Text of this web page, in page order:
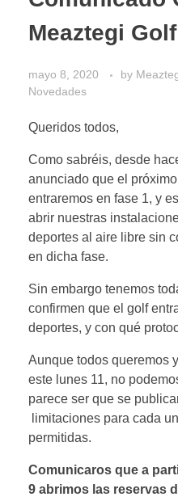
Meaztegi
mayo 8, 2020 by
Novedades
Queridos todos,
Como sabréis, desde
anunciado que el
entraremos en fase 1, y
abrir nuestras
deportes al aire libre sin
en dicha fase.
Sin embargo tenemos
confirmen que el golf
deportes, y con qué
Aunque todos queremos
este lunes 11, no
parece ser que se
limitaciones para cada
permitidas.
Comunicaros que a
9 abrimos las reservas